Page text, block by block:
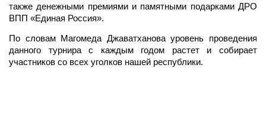
также денежными премиями и памятными подарками ДРО
ВПП «Единая Россия».
По словам Магомеда Джаватханова уровень проведения
данного турнира с каждым годом растет и собирает
участников со всех уголков нашей республики.